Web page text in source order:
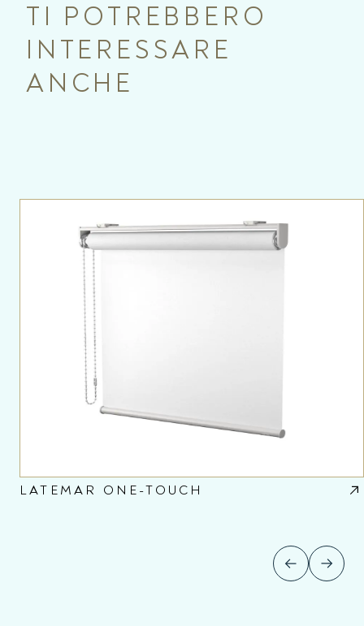
TI POTREBBERO
INTERESSARE
ANCHE
LATEMAR ONE-TOUCH